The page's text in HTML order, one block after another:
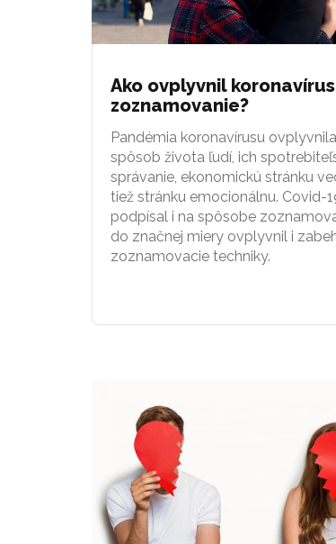
Ako ovplyvnil koronavírus
zoznamovanie?
Pandémia koronavírusu
spôsob života ľudí, ich
správanie, ekonomickú stránku
tiež stránku emocionálnu. Covid-
podpísal i na spôsobe
do značnej miery ovplyvnil i
zoznamovacie techniky.